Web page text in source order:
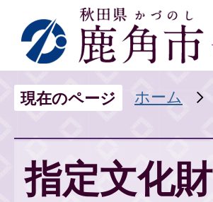
現在のページ ホーム
指定文化財